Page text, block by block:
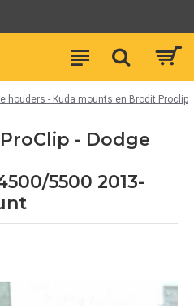
houders - Kuda mounts en Brodit Proclip
- Dodge
5500 2013-